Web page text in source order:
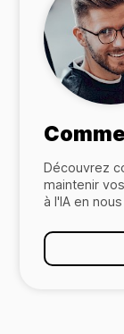
Découvrez
maintenir
à l'IA en